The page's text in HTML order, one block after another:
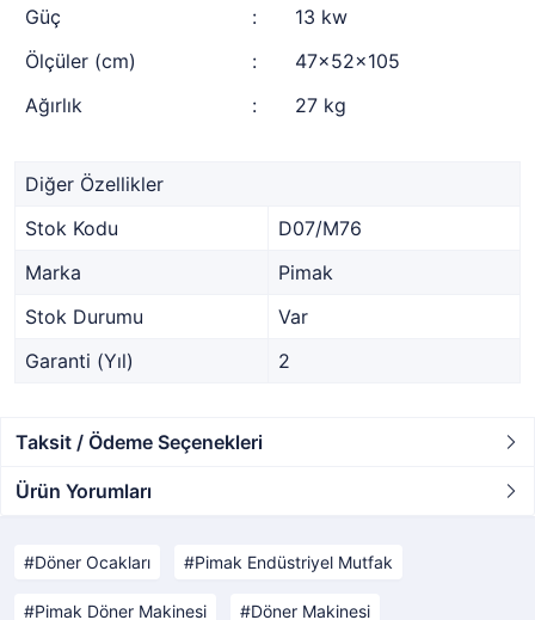
Güç
:
13 kw
Ölçüler (cm)
:
47x52x105
Ağırlık
: 27 kg
Diğer Özellikler
Stok Kodu
D07/M76
Marka
Pimak
Stok Durumu
Var
Garanti (Yıl)
2
Taksit / Ödeme Seçenekleri
Ürün Yorumları
Döner Ocakları Pimak Endüstriyel Mutfak
Pimak Döner Makinesi Döner Makinesi